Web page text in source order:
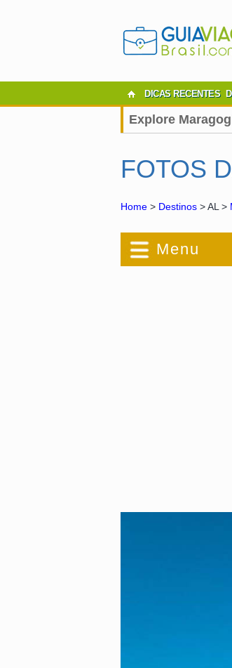
DICAS RECENTES
Explore
FOTOS
Home > Destinos > AL >
Menu